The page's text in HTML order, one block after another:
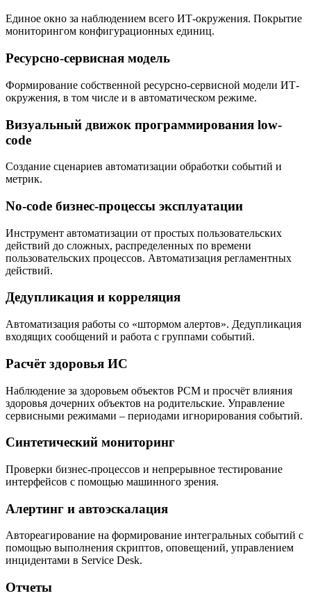
Единое окно за наблюдением всего ИТ-окружения. Покрытие
мониторингом конфигурационных единиц.
Ресурсно-сервисная модель
Формирование собственной ресурсно-сервисной модели ИТ-
окружения, в том числе и в автоматическом режиме.
Визуальный движок программирования low-
code
Создание сценариев автоматизации обработки событий и
метрик.
No-code бизнес-процессы эксплуатации
Инструмент автоматизации от простых пользовательских
действий до сложных, распределенных по времени
пользовательских процессов. Автоматизация регламентных
действий.
Дедупликация и корреляция
Автоматизация работы со «штормом алертов». Дедупликация
входящих сообщений и работа с группами событий.
Расчёт здоровья ИС
Наблюдение за здоровьем объектов РСМ и просчёт влияния
здоровья дочерних объектов на родительские. Управление
сервисными режимами – периодами игнорирования событий.
Синтетический мониторинг
Проверки бизнес-процессов и непрерывное тестирование
интерфейсов с помощью машинного зрения.
Алертинг и автоэскалация
Автореагирование на формирование интегральных событий с
помощью выполнения скриптов, оповещений, управлением
инцидентами в Service Desk.
Отчеты